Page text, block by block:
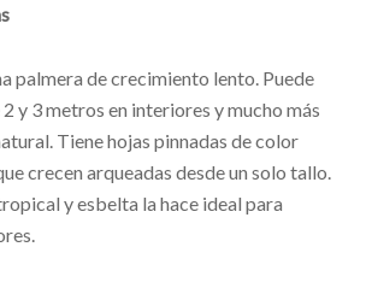
palmera de crecimiento lento. Puede
y 3 metros en interiores y mucho más
Tiene hojas pinnadas de color
crecen arqueadas desde un solo tallo.
y esbelta la hace ideal para